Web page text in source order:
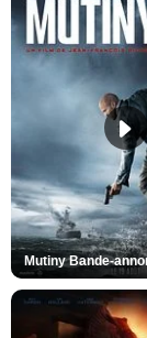
Mutiny Bande-